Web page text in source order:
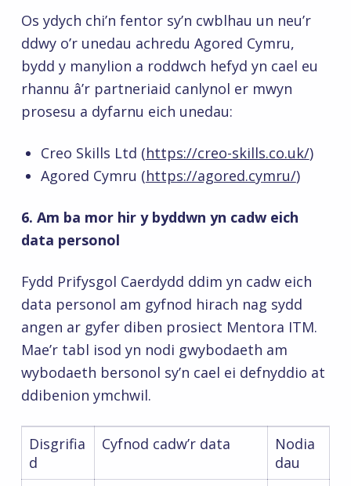
Os ydych chi’n fentor sy’n cwblhau un neu’r
ddwy o’r unedau achredu Agored Cymru,
bydd y manylion a roddwch hefyd yn cael eu
rhannu â’r partneriaid canlynol er mwyn
prosesu a dyfarnu eich unedau:
Creo Skills Ltd (https://creo-skills.co.uk/)
Agored Cymru (https://agored.cymru/)
6. Am ba mor hir y byddwn yn cadw eich
data personol
Fydd Prifysgol Caerdydd ddim yn cadw eich
data personol am gyfnod hirach nag sydd
angen ar gyfer diben prosiect Mentora ITM.
Mae’r tabl isod yn nodi gwybodaeth am
wybodaeth bersonol sy’n cael ei defnyddio at
ddibenion ymchwil.
Disgrifia
d
Cyfnod cadw’r data
Nodia
dau